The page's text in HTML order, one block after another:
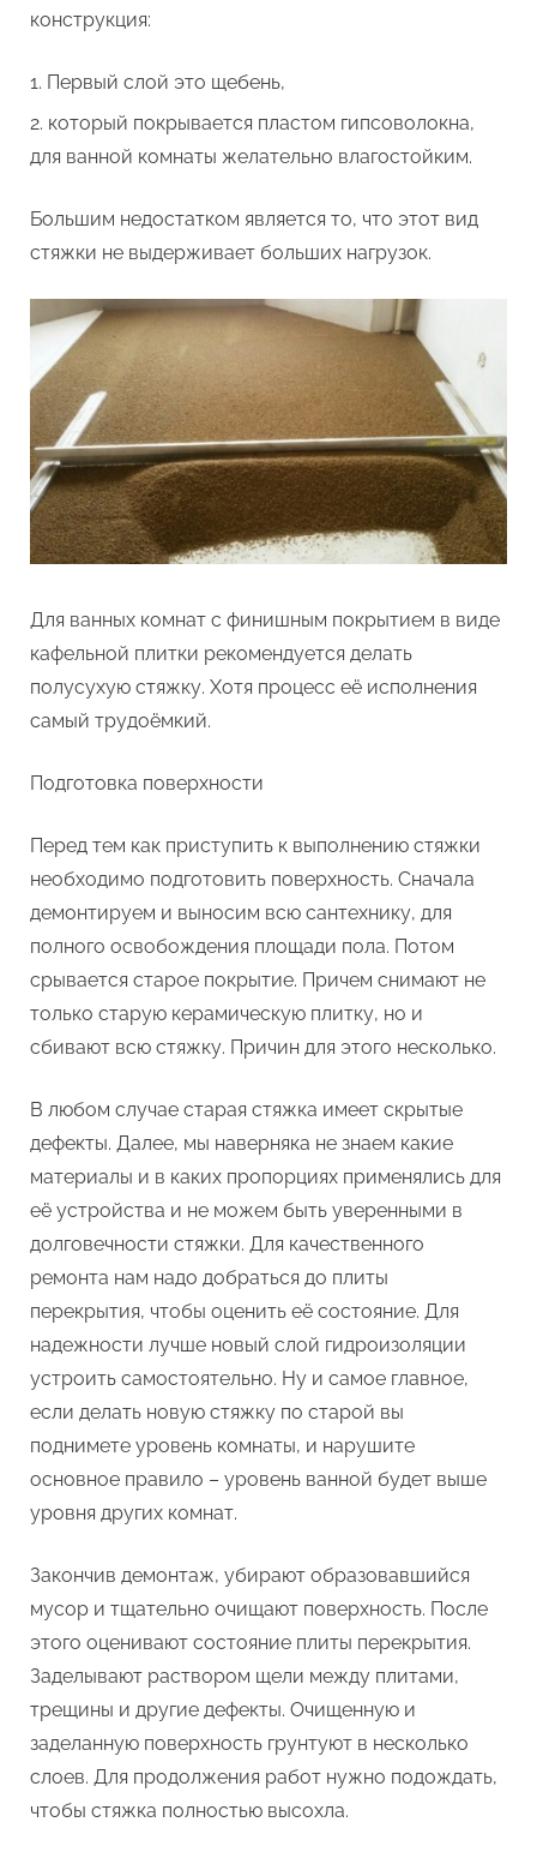
конструкция:
Первый слой это щебень,
который покрывается пластом гипсоволокна,
для ванной комнаты желательно влагостойким.
Большим недостатком является то, что этот вид
стяжки не выдерживает больших нагрузок.
Для ванных комнат с финишным покрытием в виде
кафельной плитки рекомендуется делать
полусухую стяжку. Хотя процесс её исполнения
самый трудоёмкий.
Подготовка поверхности
Перед тем как приступить к выполнению стяжки
необходимо подготовить поверхность. Сначала
демонтируем и выносим всю сантехнику, для
полного освобождения площади пола. Потом
срывается старое покрытие. Причем снимают не
только старую керамическую плитку, но и
сбивают всю стяжку. Причин для этого несколько.
В любом случае старая стяжка имеет скрытые
дефекты. Далее, мы наверняка не знаем какие
материалы и в каких пропорциях применялись для
её устройства и не можем быть уверенными в
долговечности стяжки. Для качественного
ремонта нам надо добраться до плиты
перекрытия, чтобы оценить её состояние. Для
надежности лучше новый слой гидроизоляции
устроить самостоятельно. Ну и самое главное,
если делать новую стяжку по старой вы
поднимете уровень комнаты, и нарушите
основное правило – уровень ванной будет выше
уровня других комнат.
Закончив демонтаж, убирают образовавшийся
мусор и тщательно очищают поверхность. После
этого оценивают состояние плиты перекрытия.
Заделывают раствором щели между плитами,
трещины и другие дефекты. Очищенную и
заделанную поверхность грунтуют в несколько
слоев. Для продолжения работ нужно подождать,
чтобы стяжка полностью высохла.